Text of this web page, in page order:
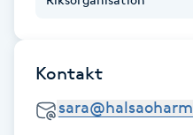
Gelenaglar
Gellack
Kontakt